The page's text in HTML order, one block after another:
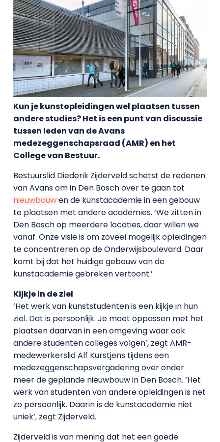
Kun je kunstopleidingen wel plaatsen tussen
andere studies? Het is een punt van discussie
tussen leden van de Avans
medezeggenschapsraad (AMR) en het
College van Bestuur.
Bestuurslid Diederik Zijderveld schetst de redenen
van Avans om in Den Bosch over te gaan tot
nieuwbouwen de kunstacademie in een gebouw
te plaatsen met andere academies. ‘We zitten in
Den Bosch op meerdere locaties, daar willen we
vanaf. Onze visie is om zoveel mogelijk opleidingen
te concentreren op de Onderwijsboulevard. Daar
komt bij dat het huidige gebouw van de
kunstacademie gebreken vertoont.’
Kijkje in de ziel
‘Het werk van kunststudenten is een kijkje in hun
ziel. Dat is persoonlijk. Je moet oppassen met het
plaatsen daarvan in een omgeving waar ook
andere studenten colleges volgen’, zegt AMR-
medewerkerslid Alf Kurstjens tijdens een
medezeggenschapsvergadering over onder
meer de geplande nieuwbouw in Den Bosch. ‘Het
werk van studenten van andere opleidingen is net
zo persoonlijk. Daarin is de kunstacademie niet
uniek’, zegt Zijderveld.
Zijderveld is van mening dat het een goede